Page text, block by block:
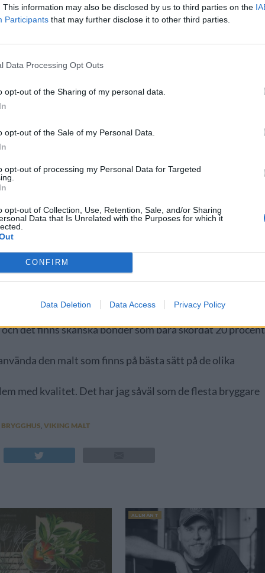
This information may also be disclosed by us to third parties on the
Participants that may further disclose it to other third parties.
Data Processing Opt Outs
opt-out of the Sharing of my personal data.
opt-out of the Sale of my Personal Data.
opt-out of processing my Personal Data for Targeted
opt-out of Collection, Use, Retention, Sale, and/or Sharing
Data that Is Unrelated with the Purposes for which it
CONFIRM
Data Deletion Data Access Privacy Policy
vara på Halmstad Brygghus, där han fortfarande är en
delen att handla om strategier och receptskapande.
Forsberg sköter fortfarande försäljningen och vi
Sedn har vi precis också anställt en ansvarig för
lite på bryggeriet, säger Eriksson.
via ett uppköp av Svenska Malt för ett antal år
Polen och Danmark.
för såväl odlare som producenter av malt. Den torra
som ändå fanns ofta hållit en lägre kvalitet.
det finns skånska bönder som bara skördat 20 procent
den malt som finns på bästa sätt på de olika
med kvalitet. Det har jag såväl som de flesta bryggare
,VIKING MALT
ALLMÄNT